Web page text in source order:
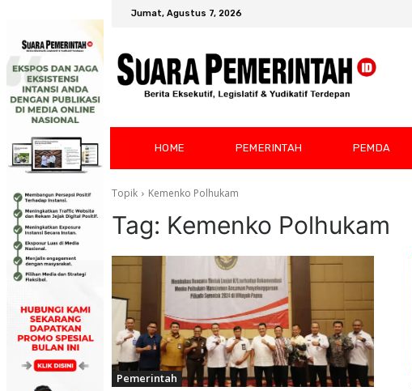
Jumat, Agustus 7, 2026
HOME PEMERINTAH PEMDA
Topik Kemenko Polhukam
Tag: Kemenko Polhukam
Pemerintah